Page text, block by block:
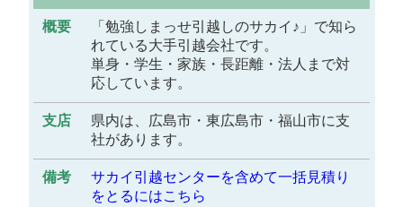
「勉強しまっせ引越しのサカイ♪」で知ら
れている大手引越会社です。
単身・学生・家族・長距離・法人まで対
応しています。
県内は、広島市・東広島市・福山市に支
社があります。
サカイ引越センターを含めて一括見積り
をとるにはこちら